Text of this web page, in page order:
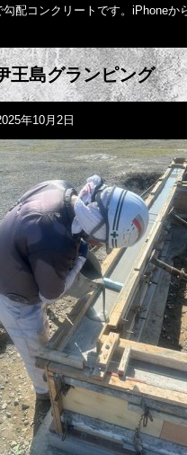
勾配コンクリートです。iPhoneか
王島グランピング
年10月2日